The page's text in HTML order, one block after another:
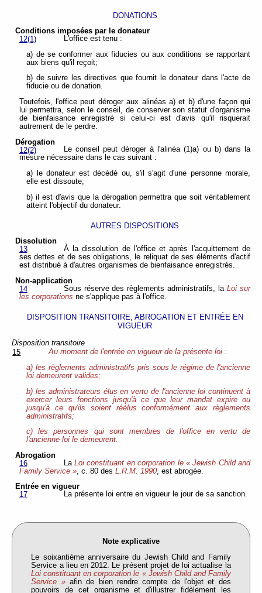
DONATIONS
Conditions imposées par le donateur
12(1)
L'office est tenu :
a) de se conformer aux fiducies ou aux conditions se rapportant
aux biens qu'il reçoit;
b) de suivre les directives que fournit le donateur dans l'acte de
fiducie ou de donation.
Toutefois, l'office peut déroger aux alinéas a) et b) d'une façon qui
lui permettra, selon le conseil, de conserver son statut d'organisme
de bienfaisance enregistré si celui-ci est d'avis qu'il risquerait
autrement de le perdre.
Dérogation
12(2)
Le conseil peut déroger à l'alinéa (1)a) ou b) dans la
mesure nécessaire dans le cas suivant :
a) le donateur est décédé ou, s'il s'agit d'une personne morale,
elle est dissoute;
b) il est d'avis que la dérogation permettra que soit véritablement
atteint l'objectif du donateur.
AUTRES DISPOSITIONS
Dissolution
13
À la dissolution de l'office et après l'acquittement de
ses dettes et de ses obligations, le reliquat de ses éléments d'actif
est distribué à d'autres organismes de bienfaisance enregistrés.
Non-application
14
Sous réserve des règlements administratifs, laLoi sur
les corporations ne s'applique pas à l'office.
DISPOSITION TRANSITOIRE, ABROGATION ET ENTRÉE EN
VIGUEUR
Disposition transitoire
15
Au moment de l'entrée en vigueur de la présente loi :
a) les règlements administratifs pris sous le régime de l'ancienne
loi demeurent valides;
b) les administrateurs élus en vertu de l'ancienne loi continuent à
exercer leurs fonctions jusqu'à ce que leur mandat expire ou
jusqu'à ce qu'ils soient réélus conformément aux règlements
administratifs;
c) les personnes qui sont membres de l'office en vertu de
l'ancienne loi le demeurent.
Abrogation
16
LaLoi constituant en corporation le « Jewish Child and
Family Service », c. 80 des L.R.M. 1990, est abrogée.
Entrée en vigueur
17
La présente loi entre en vigueur le jour de sa sanction.
Note explicative
Le soixantième anniversaire du Jewish Child and Family
Service a lieu en 2012. Le présent projet de loi actualise la
Loi constituant en corporation le « Jewish Child and Family
Service »afin de bien rendre compte de l'objet et des
pouvoirs de cet organisme et d'illustrer fidèlement les